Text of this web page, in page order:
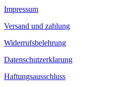
Impressum
Versand und zahlung
Widerrufsbelehrung
Datenschutzerklarung
Haftungsausschluss